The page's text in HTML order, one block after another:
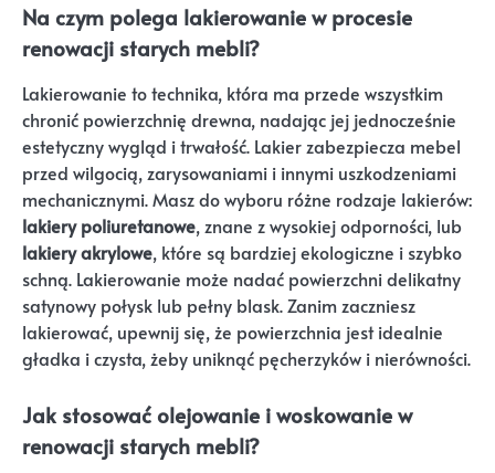
Na czym polega lakierowanie w procesie
renowacji starych mebli?
Lakierowanie to technika, która ma przede wszystkim
chronić powierzchnię drewna, nadając jej jednocześnie
estetyczny wygląd i trwałość. Lakier zabezpiecza mebel
przed wilgocią, zarysowaniami i innymi uszkodzeniami
mechanicznymi. Masz do wyboru różne rodzaje lakierów:
lakiery poliuretanowe, znane z wysokiej odporności, lub
lakiery akrylowe, które są bardziej ekologiczne i szybko
schną. Lakierowanie może nadać powierzchni delikatny
satynowy połysk lub pełny blask. Zanim zaczniesz
lakierować, upewnij się, że powierzchnia jest idealnie
gładka i czysta, żeby uniknąć pęcherzyków i nierówności.
Jak stosować olejowanie i woskowanie w
renowacji starych mebli?